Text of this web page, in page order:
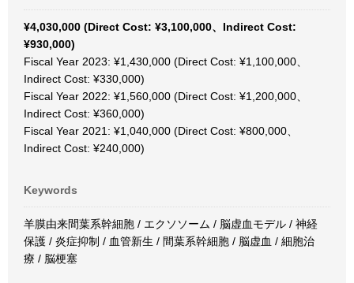
¥4,030,000 (Direct Cost: ¥3,100,000、Indirect Cost:
¥930,000)
Fiscal Year 2023: ¥1,430,000 (Direct Cost: ¥1,100,000、
Indirect Cost: ¥330,000)
Fiscal Year 2022: ¥1,560,000 (Direct Cost: ¥1,200,000、
Indirect Cost: ¥360,000)
Fiscal Year 2021: ¥1,040,000 (Direct Cost: ¥800,000、
Indirect Cost: ¥240,000)
Keywords
羊膜由来間葉系幹細胞 / エクソソーム / 脳虚血モデル / 神経
保護 / 炎症抑制 / 血管新生 / 間葉系幹細胞 / 脳虚血 / 細胞治
療 / 脳梗塞